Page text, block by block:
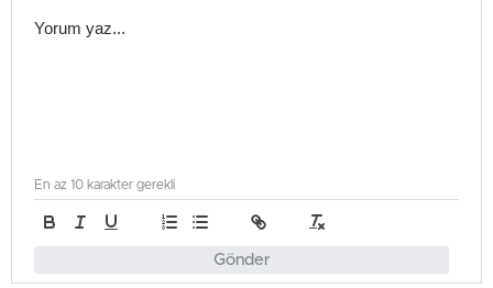
Gönder
En az 10 karakter gerekli